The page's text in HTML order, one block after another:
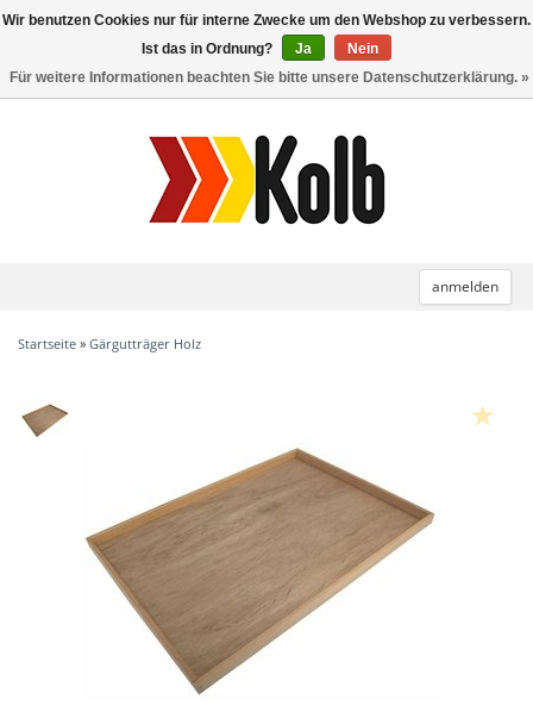
anmelden
Toggle
Startseite » Gärgutträger Holz
Wir benutzen Cookies nur für interne Zwecke um den Webshop zu verbessern.
Ist das in Ordnung?
Ja
Nein
Für weitere Informationen beachten Sie bitte unsere Datenschutzerklärung. »